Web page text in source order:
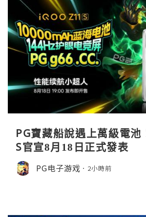
PG寶藏船說遇上萬級電池
S官宣8月18日正式發表
PG电子游戏 2小時前